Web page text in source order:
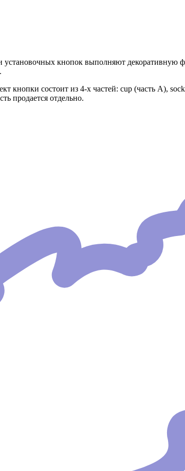
установочных кнопок выполняют
кнопки состоит из 4-х частей: cup (часть А),
продается отдельно.